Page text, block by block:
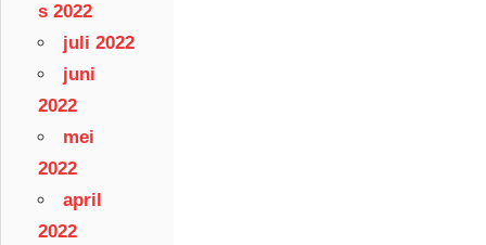
s 2022
juli 2022
juni
2022
mei
2022
april
2022